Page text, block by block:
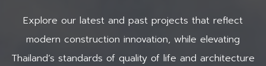
Explore our latest and past projects that reflect
modern construction innovation, while elevating
Thailand’s standards of quality of life and architecture